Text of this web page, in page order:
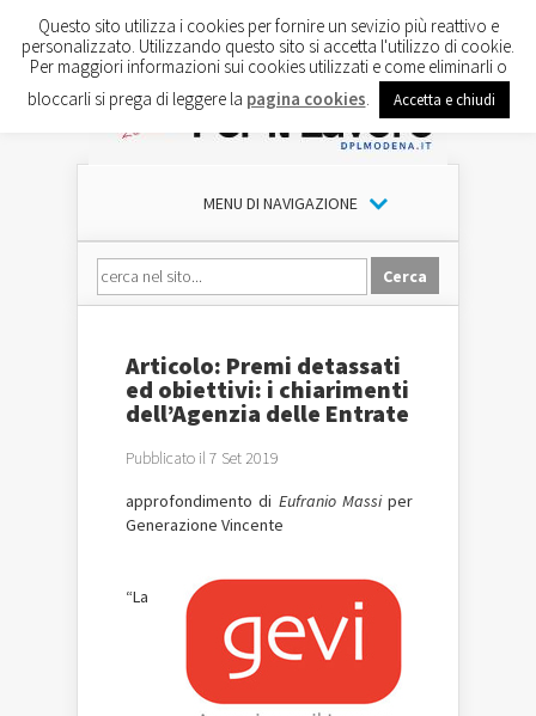
MENU DI NAVIGAZIONE
Articolo: Premi detassati
ed obiettivi: i chiarimenti
dell’Agenzia delle Entrate
Pubblicato il 7 Set 2019
approfondimento di Eufranio Massiper
Generazione Vincente
“La
Questo sito utilizza i cookies per fornire un sevizio più reattivo e
personalizzato. Utilizzando questo sito si accetta l'utilizzo di cookie.
Per maggiori informazioni sui cookies utilizzati e come eliminarli o
bloccarli si prega di leggere la pagina cookies Accetta e chiudi